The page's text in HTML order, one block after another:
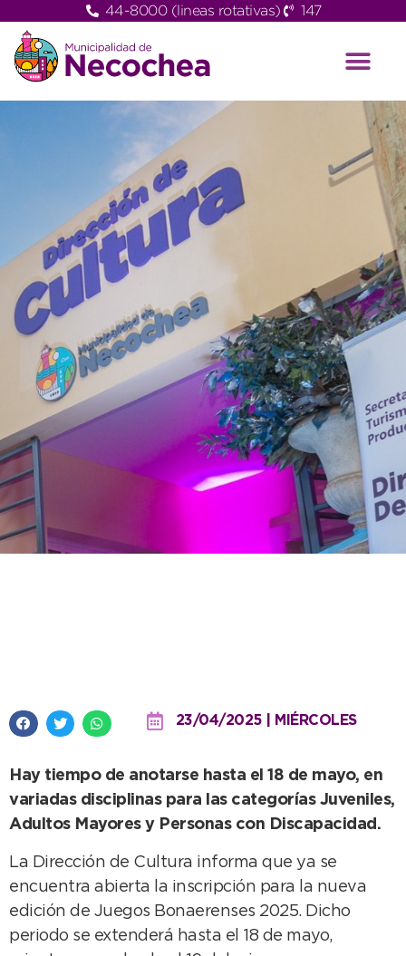
44-8000 (lineas rotativas) 147
23/04/2025 | MIÉRCOLES
Hay tiempo de anotarse hasta el 18 de mayo, en
variadas disciplinas para las categorías Juveniles,
Adultos Mayores y Personas con Discapacidad.
La Dirección de Cultura informa que ya se
encuentra abierta la inscripción para la nueva
edición de Juegos Bonaerenses 2025. Dicho
periodo se extenderá hasta el 18 de mayo,